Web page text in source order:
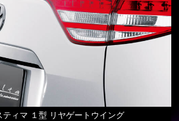
ティマ １型 リヤゲートウイング